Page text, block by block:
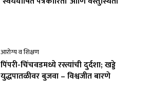
आरोग्य व शिक्षण
पिंपरी-चिंचवडमध्ये रस्त्यांची दुर्दशा; खड्डे
युद्धपातळीवर बुजवा – विश्वजीत बारणे